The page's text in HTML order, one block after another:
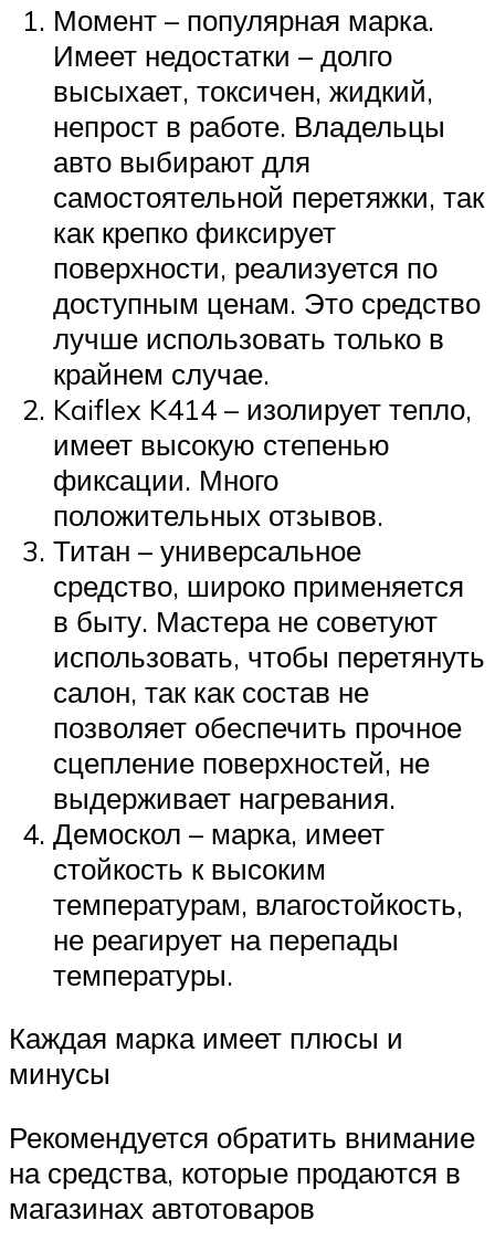
Момент – популярная марка.
Имеет недостатки – долго
высыхает, токсичен, жидкий,
непрост в работе. Владельцы
авто выбирают для
самостоятельной перетяжки, так
как крепко фиксирует
поверхности, реализуется по
доступным ценам. Это средство
лучше использовать только в
крайнем случае.
Kaiflex K414 – изолирует тепло,
имеет высокую степенью
фиксации. Много
положительных отзывов.
Титан – универсальное
средство, широко применяется
в быту. Мастера не советуют
использовать, чтобы перетянуть
салон, так как состав не
позволяет обеспечить прочное
сцепление поверхностей, не
выдерживает нагревания.
Демоскол – марка, имеет
стойкость к высоким
температурам, влагостойкость,
не реагирует на перепады
температуры.
Каждая марка имеет плюсы и
минусы
Рекомендуется обратить внимание
на средства, которые продаются в
магазинах автотоваров